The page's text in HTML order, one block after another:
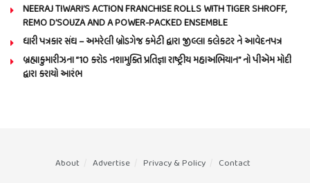
NEERAJ TIWARI’S ACTION FRANCHISE ROLLS WITH TIGER SHROFF,
REMO D’SOUZA AND A POWER-PACKED ENSEMBLE
ધારી પત્રકાર સંઘ – અમરેલી બ્રોડગેજ કમેટી દ્વારા જીલ્લા કલેકટર ને આવેદનપત્ર
બ્રહ્માકુમારીઝના “10 કરોડ નશામુક્તિ પ્રતિજ્ઞા રાષ્ટ્રીય મહાઅભિયાન” નો પીએમ મોદી
દ્વારા કરાયો આરંભ
About Advertise Privacy & Policy Contact